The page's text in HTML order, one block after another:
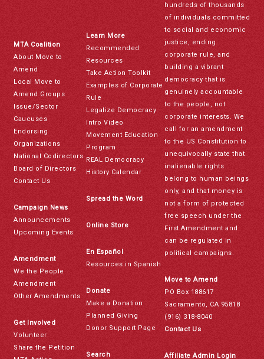
MTA Coalition
About Move to
Amend
Local Move to
Amend Groups
Issue/Sector
Caucuses
Endorsing
Organizations
National Codirectors
Board of Directors
Contact Us
Campaign News
Announcements
Upcoming Events
Amendment
We the People
Amendment
Other Amendments
Get Involved
Volunteer
Share the Petition
Learn More
Recommended
Resources
Take Action Toolkit
Examples of Corporate
Rule
Legalize Democracy
Intro Video
Movement Education
Program
REAL Democracy
History Calendar
Spread the Word
Online Store
En Español
Resources in Spanish
Donate
Make a Donation
Planned Giving
Donor Support Page
Search
hundreds of thousands
of individuals committed
to social and economic
justice, ending
corporate rule, and
building a vibrant
democracy that is
genuinely accountable
to the people, not
corporate interests. We
call for an amendment
to the US Constitution to
unequivocally state that
inalienable rights
belong to human beings
only, and that money is
not a form of protected
free speech under the
First Amendment and
can be regulated in
political campaigns.
Move to Amend
PO Box 188617
Sacramento, CA 95818
(916) 318-8040
Contact Us
Affiliate Admin Login